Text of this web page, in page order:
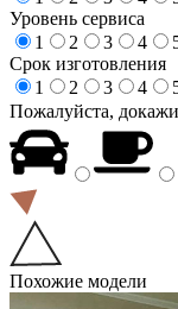
Уровень сервиса
1
2 3 4
Срок изготовления
1
2 3 4
Пожалуйста,
Похожие модели